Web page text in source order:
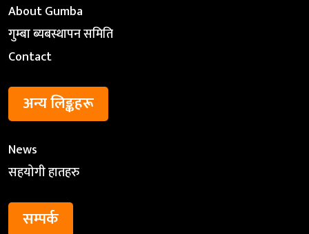
About Gumba
गुम्बा ब्यबस्थापन समिति
Contact
अन्य लिङ्कहरू
News
सहयोगी हातहरु
सम्पर्क